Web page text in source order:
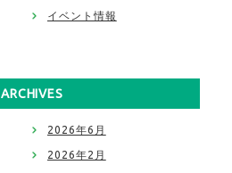
イベント情報
ARCHIVES
2026年6月
2026年2月